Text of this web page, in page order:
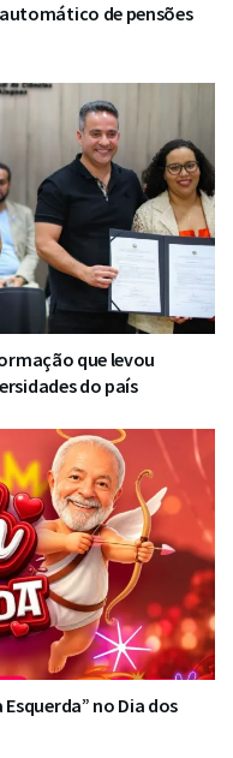
de pensões
que levou
do país
no Dia dos